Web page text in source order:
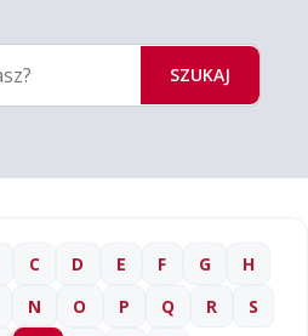
SZUKAJ
C D E F G
H
N O P Q R
S